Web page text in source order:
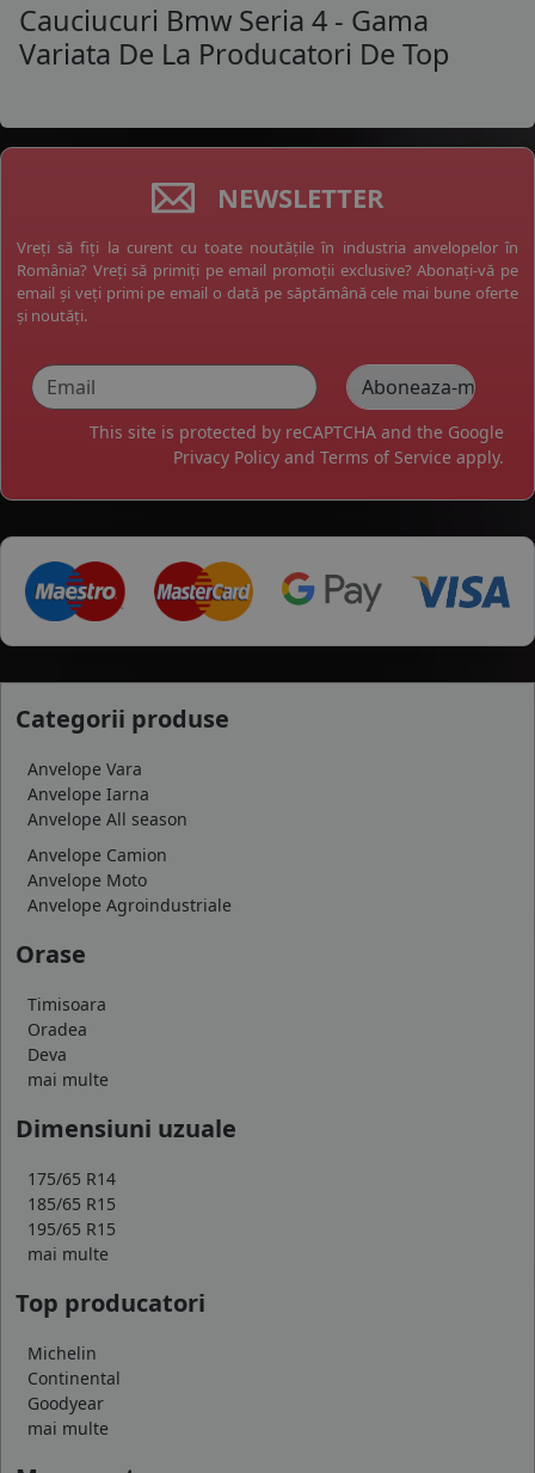
Cauciucuri Bmw Seria 4 - Gama
Variata De La Producatori De Top
NEWSLETTER
Vreți să fiți la curent cu toate noutățile în industria anvelopelor în
România? Vreți să primiți pe email promoții exclusive? Abonați-vă pe
email și veți primi pe email o dată pe săptămână cele mai bune oferte
și noutăți.
This site is protected by reCAPTCHA and the Google
Privacy Policy and Terms of Service apply.
Categorii produse
Anvelope Vara
Anvelope Iarna
Anvelope All season
Anvelope Camion
Anvelope Moto
Anvelope Agroindustriale
Orase
Timisoara
Oradea
Deva
mai multe
Dimensiuni uzuale
175/65 R14
185/65 R15
195/65 R15
mai multe
Top producatori
Michelin
Continental
Goodyear
mai multe